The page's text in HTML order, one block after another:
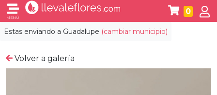
Estas enviando a Guadalupe (cambiar municipio)
MENÚ
0
Volver a galería